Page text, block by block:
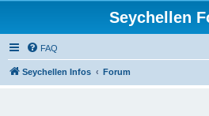
Seychellen
FAQ
Seychellen Infos Forum